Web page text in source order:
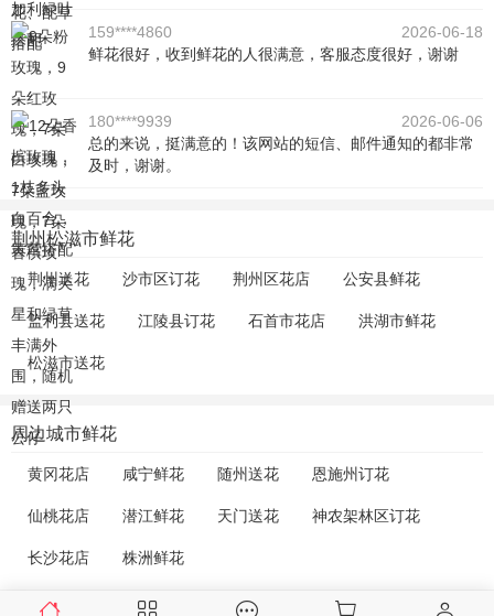
159****4860
2026-06-18
鲜花很好，收到鲜花的人很满意，客服态度很好，谢谢
180****9939
2026-06-06
总的来说，挺满意的！该网站的短信、邮件通知的都非常
及时，谢谢。
荆州松滋市鲜花
荆州送花 沙市区订花 荆州区花店 公安县鲜花
监利县送花 江陵县订花 石首市花店 洪湖市鲜花
松滋市送花
周边城市鲜花
黄冈花店 咸宁鲜花 随州送花 恩施州订花
仙桃花店 潜江鲜花 天门送花 神农架林区订花
长沙花店 株洲鲜花